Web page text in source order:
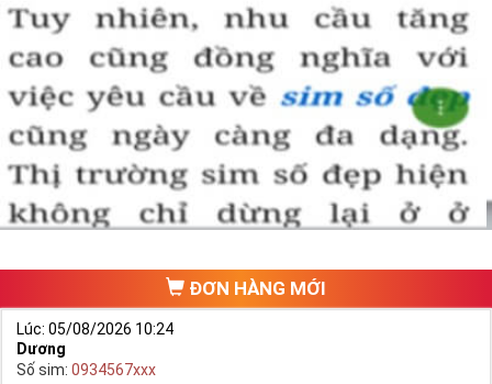
ĐƠN HÀNG MỚI
Lúc: 05/08/2026 10:24
Dương
Số sim: 0934567xxx